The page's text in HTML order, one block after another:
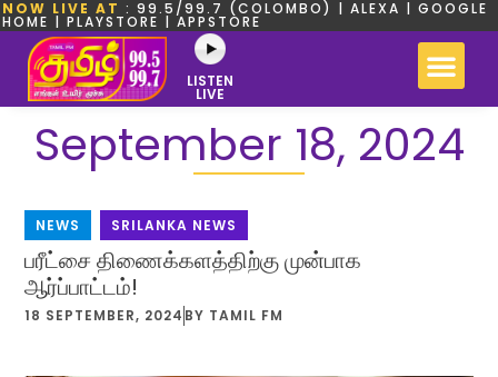
NOW LIVE AT : 99.5/99.7 (COLOMBO) | ALEXA | GOOGLE
HOME | PLAYSTORE | APPSTORE
LISTEN
LIVE
September 18, 2024
NEWS SRILANKA NEWS
பரீட்சை திணைக்களத்திற்கு முன்பாக
ஆர்ப்பாட்டம்!
18 SEPTEMBER, 2024 BY TAMIL FM